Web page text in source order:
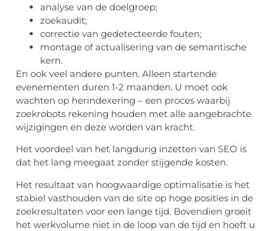
analyse van de doelgroep;
zoekaudit;
correctie van gedetecteerde fouten;
montage of actualisering van de semantische
kern.
En ook veel andere punten. Alleen startende
evenementen duren 1-2 maanden. U moet ook
wachten op herindexering – een proces waarbij
zoekrobots rekening houden met alle aangebrachte
wijzigingen en deze worden van kracht.
Het voordeel van het langdurig inzetten van SEO is
dat het lang meegaat zonder stijgende kosten.
Het resultaat van hoogwaardige optimalisatie is het
stabiel vasthouden van de site op hoge posities in de
zoekresultaten voor een lange tijd. Bovendien groeit
het werkvolume niet in de loop van de tijd en hoeft u